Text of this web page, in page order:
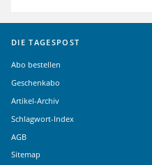
DIE TAGESPOST
Abo bestellen
Geschenkabo
Artikel-Archiv
Schlagwort-Index
AGB
Sitemap